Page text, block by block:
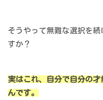
そうやって無難な選択を
すか？
実はこれ、自分で自分の
んです。